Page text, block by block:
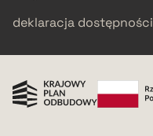
deklaracja dostępności